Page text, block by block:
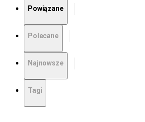
Powiązane
Polecane
Najnowsze
Tagi